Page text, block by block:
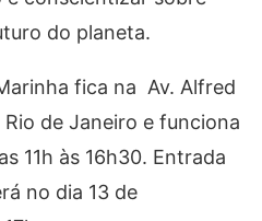
do planeta.
fica na Av. Alfred
de Janeiro e funciona
11h às 16h30. Entrada
no dia 13 de